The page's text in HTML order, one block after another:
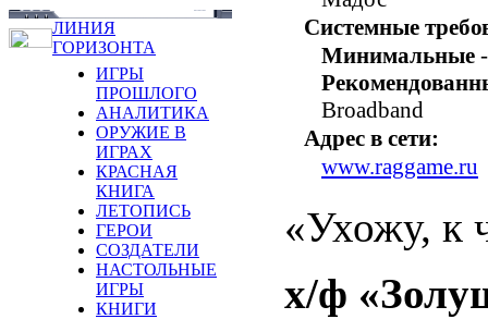
ЛИНИЯ
ГОРИЗОНТА
ИГРЫ
ПРОШЛОГО
АНАЛИТИКА
ОРУЖИЕ В
ИГРАХ
КРАСНАЯ
КНИГА
ЛЕТОПИСЬ
ГЕРОИ
СОЗДАТЕЛИ
НАСТОЛЬНЫЕ
ИГРЫ
КНИГИ
Системные
Минимальные
Broadband
Адрес в сети:
www.raggame.ru
«Ухожу, к
х/ф